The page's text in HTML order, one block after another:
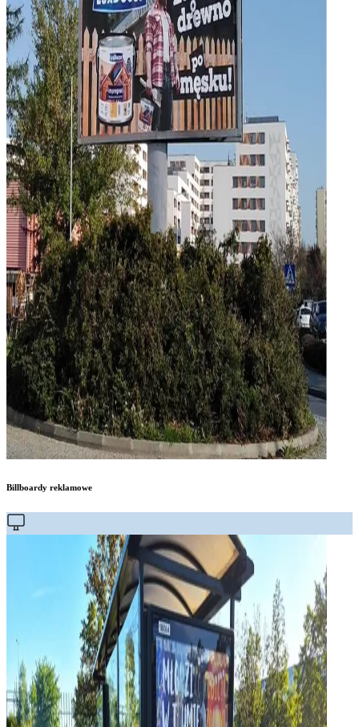
Billboardy reklamowe